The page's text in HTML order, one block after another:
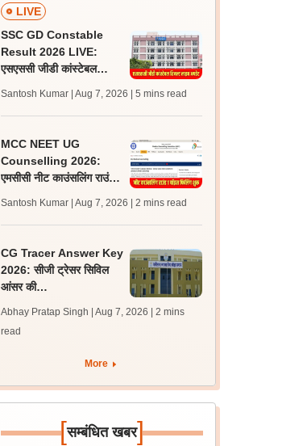
LIVE
SSC GD Constable
Result 2026 LIVE:
एसएससी जीडी कांस्टेबल
लेटेस्ट अपडेट, स्कोरकार्ड लिंक
Santosh Kumar | Aug 7, 2026 | 5 mins read
MCC NEET UG
Counselling 2026:
एमसीसी नीट काउंसलिंग राउंड
सीट मैट्रिक्स भी जारी
Santosh Kumar | Aug 7, 2026 | 2 mins read
CG Tracer Answer Key
2026: सीजी ट्रेसर सिविल
आंसर की
पर जारी, 13 अगस्त तक उठाएं
आपत्ति
Abhay Pratap Singh | Aug 7, 2026
| 2 mins
read
More
[सम्बंधित खबर]